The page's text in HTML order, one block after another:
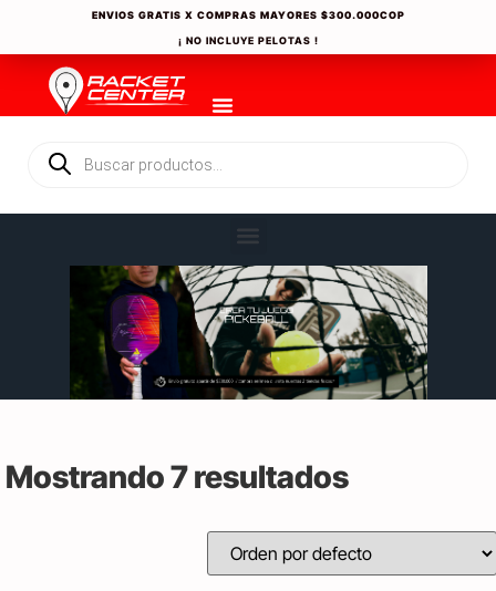
ENVIOS GRATIS X COMPRAS MAYORES $300.000COP
¡ NO INCLUYE PELOTAS !
Mostrando 7 resultados